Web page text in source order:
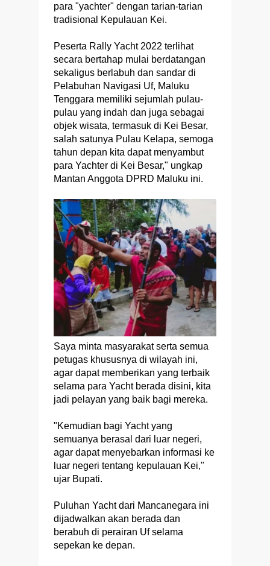
para "yachter" dengan tarian-tarian
tradisional Kepulauan Kei.
Peserta Rally Yacht 2022 terlihat
secara bertahap mulai berdatangan
sekaligus berlabuh dan sandar di
Pelabuhan Navigasi Uf, Maluku
Tenggara memiliki sejumlah pulau-
pulau yang indah dan juga sebagai
objek wisata, termasuk di Kei Besar,
salah satunya Pulau Kelapa, semoga
tahun depan kita dapat menyambut
para Yachter di Kei Besar," ungkap
Mantan Anggota DPRD Maluku ini.
Saya minta masyarakat serta semua
petugas khususnya di wilayah ini,
agar dapat memberikan yang terbaik
selama para Yacht berada disini, kita
jadi pelayan yang baik bagi mereka.
"Kemudian bagi Yacht yang
semuanya berasal dari luar negeri,
agar dapat menyebarkan informasi ke
luar negeri tentang kepulauan Kei,"
ujar Bupati.
Puluhan Yacht dari Mancanegara ini
dijadwalkan akan berada dan
berabuh di perairan Uf selama
sepekan ke depan.